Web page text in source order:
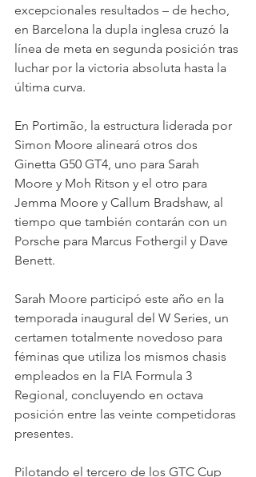
excepcionales resultados – de hecho,
en Barcelona la dupla inglesa cruzó la
línea de meta en segunda posición tras
luchar por la victoria absoluta hasta la
última curva.
En Portimão, la estructura liderada por
Simon Moore alineará otros dos
Ginetta G50 GT4, uno para Sarah
Moore y Moh Ritson y el otro para
Jemma Moore y Callum Bradshaw, al
tiempo que también contarán con un
Porsche para Marcus Fothergil y Dave
Benett.
Sarah Moore participó este año en la
temporada inaugural del W Series, un
certamen totalmente novedoso para
féminas que utiliza los mismos chasis
empleados en la FIA Formula 3
Regional, concluyendo en octava
posición entre las veinte competidoras
presentes.
Pilotando el tercero de los GTC Cup